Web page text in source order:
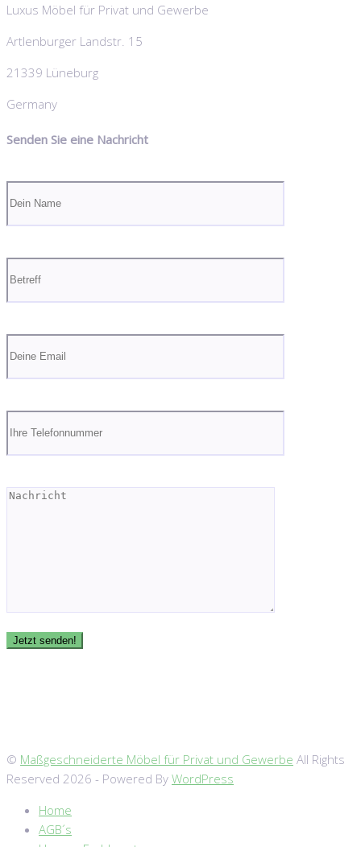
Luxus Möbel für Privat und Gewerbe
Artlenburger Landstr. 15
21339 Lüneburg
Germany
Senden Sie eine Nachricht
© Maßgeschneiderte Möbel für Privat und Gewerbe All Rights
Reserved 2026 - Powered By WordPress
Home
AGB´s